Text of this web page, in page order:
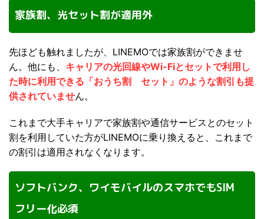
家族割、光セット割が適用外
先ほども触れましたが、LINEMOでは家族割ができませ
ん。他にも、 キャリアの光回線やWi-Fiとセットで利用し
た時に利用できる「おうち割 セット」のような割引も提
供されていません。
これまで大手キャリアで家族割や通信サービスとのセット
割を利用していた方がLINEMOに乗り換えると、これまで
の割引は適用されなくなります。
ソフトバンク、ワイモバイルのスマホでもSIM
フリー化必須